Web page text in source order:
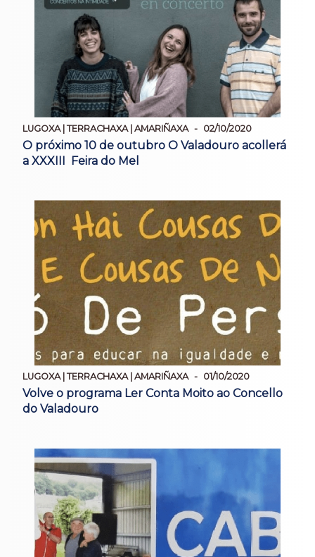
LUGOXA | TERRACHAXA | AMARIÑAXA 02/10/2020
O próximo 10 de outubro O Valadouro acollerá
a XXXIII Feira do Mel
LUGOXA | TERRACHAXA | AMARIÑAXA 01/10/2020
Volve o programa Ler Conta Moito ao Concello
do Valadouro